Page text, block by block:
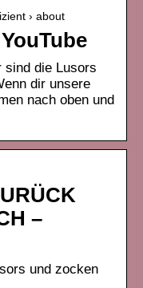
› about
sind die Lusors
dir unsere
nach oben und
–
und zocken